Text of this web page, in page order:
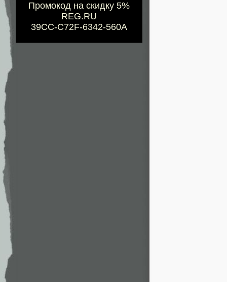
Промокод на скидку 5%
REG.RU
39CC-C72F-6342-560A